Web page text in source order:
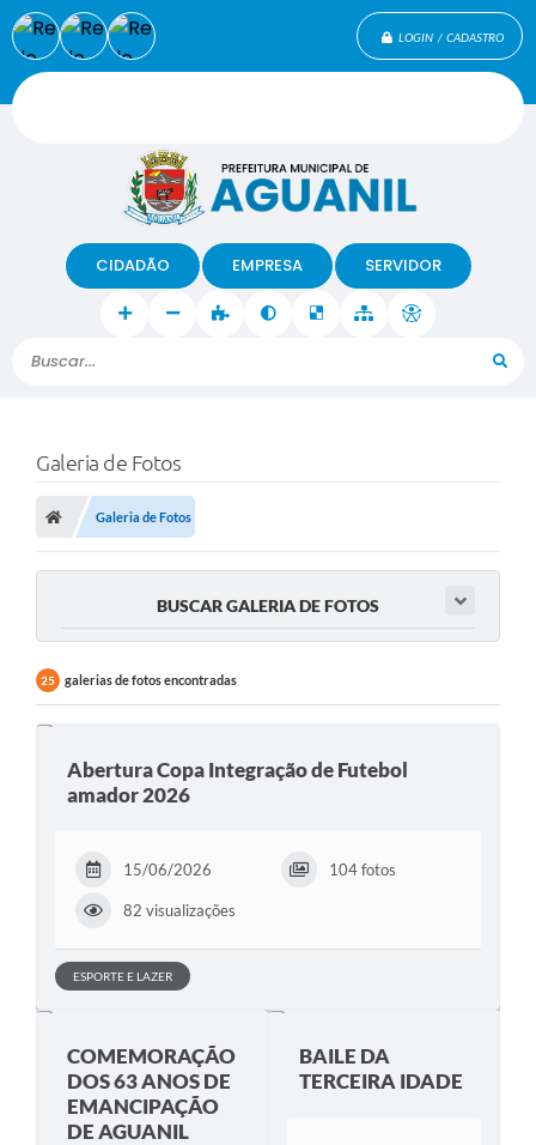
LOGIN / CADASTRO
Buscar...
CIDADÃO EMPRESA SERVIDOR
Galeria de Fotos
Galeria de Fotos
BUSCAR GALERIA DE FOTOS
25 galerias de fotos encontradas
Abertura Copa Integração de Futebol
amador 2026
15/06/2026 104 fotos
82 visualizações
ESPORTE E LAZER
COMEMORAÇÃO
DOS 63 ANOS DE
EMANCIPAÇÃO
DE AGUANIL
BAILE DA
TERCEIRA IDADE